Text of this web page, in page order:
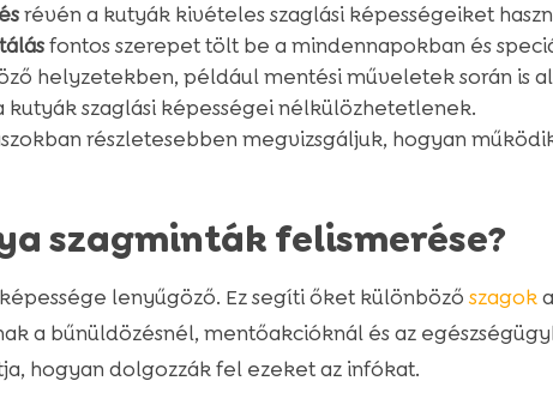
révén a kutyák kivételes szaglási képességeiket
fontos szerepet tölt be a mindennapokban és
helyzetekben, például mentési műveletek során is
kutyák szaglási képességei nélkülözhetetlenek.
részletesebben megvizsgáljuk, hogyan
szagminták felismerése?
lenyűgöző. Ez segíti őket különböző szagok
a bűnüldözésnél, mentőakcióknál és az
hogyan dolgozzák fel ezeket az infókat.